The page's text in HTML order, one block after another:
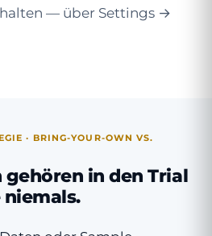
— über Settings →
· BRING-YOUR-OWN VS.
in den Trial